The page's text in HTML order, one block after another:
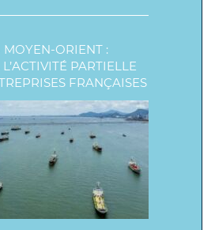
MOYEN-ORIENT :
PARTIELLE
FRANÇAISES